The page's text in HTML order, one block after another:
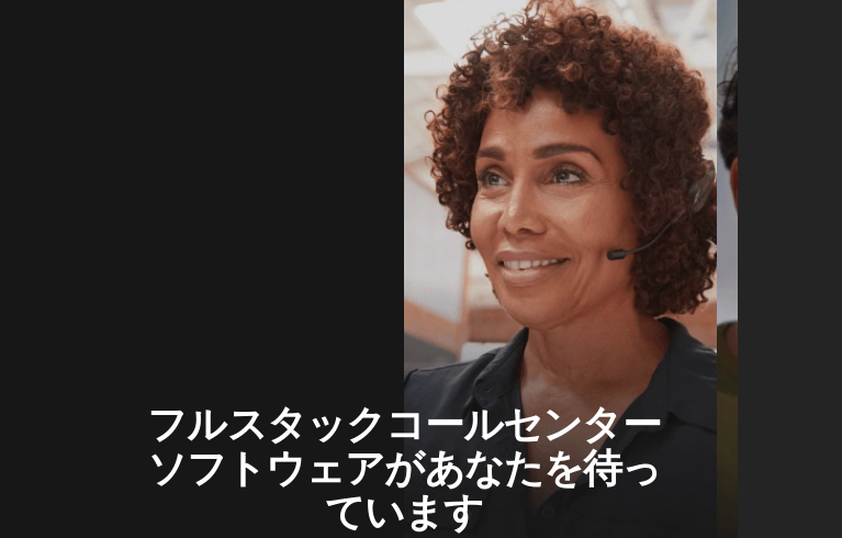
フルスタックコールセンター
ソフトウェアがあなたを待っ
ています